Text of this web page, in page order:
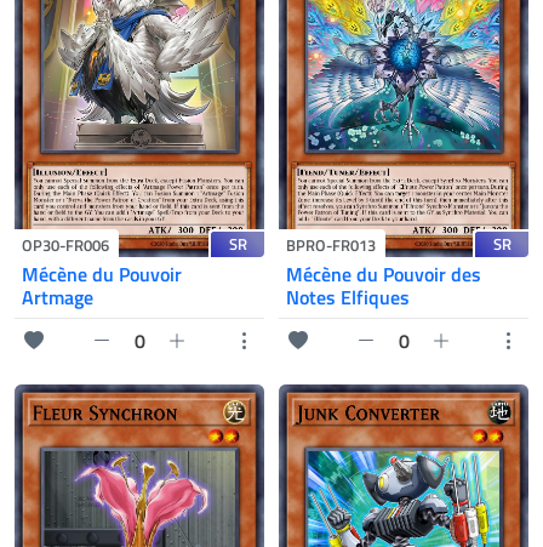
OP30-FR006 SR
Mécène du Pouvoir
Artmage
0
BPRO-FR013 SR
Mécène du Pouvoir des
Notes Elfiques
0